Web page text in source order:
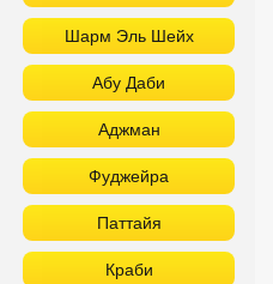
Шарм Эль Шейх
Абу Даби
Аджман
Фуджейра
Паттайя
Краби